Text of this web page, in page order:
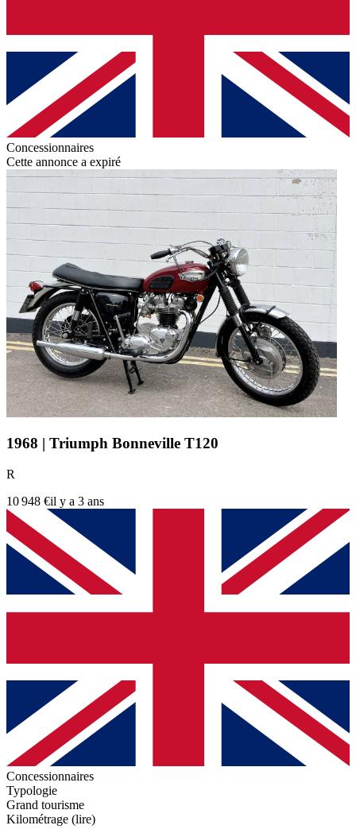
Concessionnaires
Cette annonce a expiré
1968 | Triumph Bonneville T120
R
10 948 €il y a 3 ans
Concessionnaires
Typologie
Grand tourisme
Kilométrage (lire)